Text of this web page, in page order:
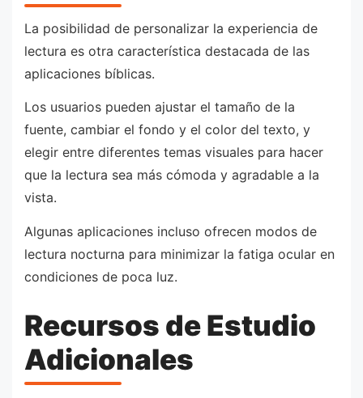
La posibilidad de personalizar la experiencia de
lectura es otra característica destacada de las
aplicaciones bíblicas.
Los usuarios pueden ajustar el tamaño de la
fuente, cambiar el fondo y el color del texto, y
elegir entre diferentes temas visuales para hacer
que la lectura sea más cómoda y agradable a la
vista.
Algunas aplicaciones incluso ofrecen modos de
lectura nocturna para minimizar la fatiga ocular en
condiciones de poca luz.
Recursos de Estudio
Adicionales